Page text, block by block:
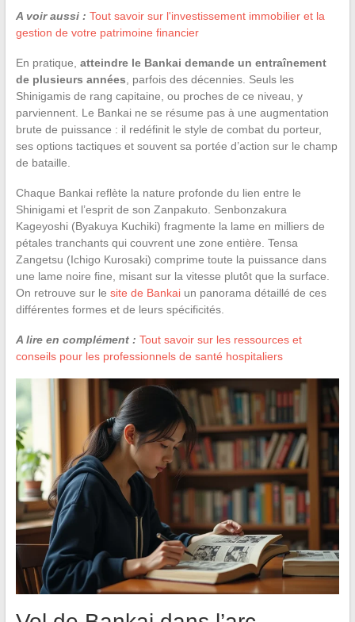
A voir aussi : Tout savoir sur l'investissement immobilier et la
gestion de votre patrimoine financier
En pratique, atteindre le Bankai demande un entraînement
de plusieurs années , parfois des décennies. Seuls les
Shinigamis de rang capitaine, ou proches de ce niveau, y
parviennent. Le Bankai ne se résume pas à une augmentation
brute de puissance : il redéfinit le style de combat du porteur,
ses options tactiques et souvent sa portée d’action sur le champ
de bataille.
Chaque Bankai reflète la nature profonde du lien entre le
Shinigami et l’esprit de son Zanpakuto. Senbonzakura
Kageyoshi (Byakuya Kuchiki) fragmente la lame en milliers de
pétales tranchants qui couvrent une zone entière. Tensa
Zangetsu (Ichigo Kurosaki) comprime toute la puissance dans
une lame noire fine, misant sur la vitesse plutôt que la surface.
On retrouve sur le site de Bankaiun panorama détaillé de ces
différentes formes et de leurs spécificités.
A lire en complément : Tout savoir sur les ressources et
conseils pour les professionnels de santé hospitaliers